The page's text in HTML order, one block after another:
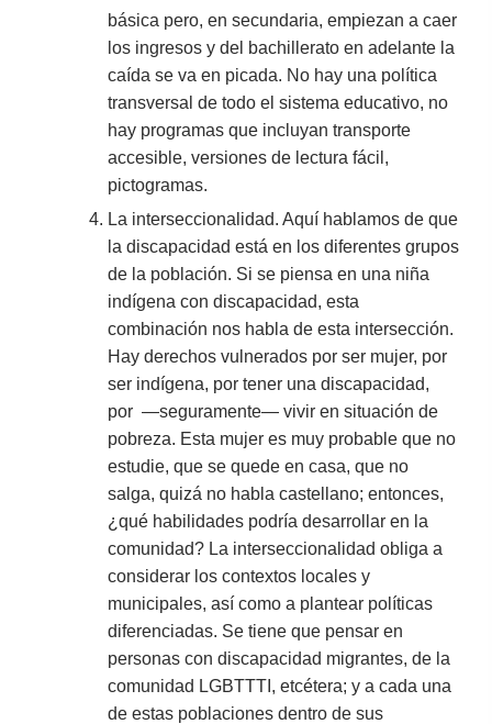
básica pero, en secundaria, empiezan a caer
los ingresos y del bachillerato en adelante la
caída se va en picada. No hay una política
transversal de todo el sistema educativo, no
hay programas que incluyan transporte
accesible, versiones de lectura fácil,
pictogramas.
La interseccionalidad. Aquí hablamos de que
la discapacidad está en los diferentes grupos
de la población. Si se piensa en una niña
indígena con discapacidad, esta
combinación nos habla de esta intersección.
Hay derechos vulnerados por ser mujer, por
ser indígena, por tener una discapacidad,
por —seguramente— vivir en situación de
pobreza. Esta mujer es muy probable que no
estudie, que se quede en casa, que no
salga, quizá no habla castellano; entonces,
¿qué habilidades podría desarrollar en la
comunidad? La interseccionalidad obliga a
considerar los contextos locales y
municipales, así como a plantear políticas
diferenciadas. Se tiene que pensar en
personas con discapacidad migrantes, de la
comunidad LGBTTTI, etcétera; y a cada una
de estas poblaciones dentro de sus